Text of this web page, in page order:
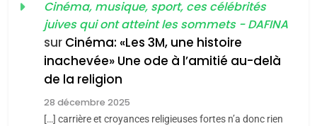
guerre»: La nouvelle
chanson de Boy George
ISRAÉL JUDAISME
Cinéma, musique, sport, ces célébrités
juives qui ont atteint les sommets - DAFINA
sur Cinéma: «Les 3M, une histoire
inachevée» Une ode à l’amitié au-delà
de la religion
28 décembre 2025
[…] carrière et croyances religieuses fortes n’a donc rien
l’antisémitisme
FIÈRE, DIGNE ET RÉSILIENTE :
POURQUOI JE REVENDIQUE
MA JUDAÏTE par Thérèse
Zrihen-Dvir
ISRAÉL